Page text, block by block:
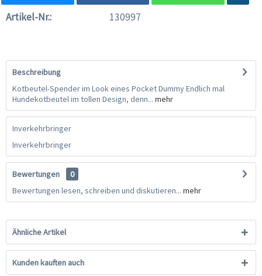
Artikel-Nr.: 130997
Beschreibung
Kotbeutel-Spender im Look eines Pocket Dummy Endlich mal
Hundekotbeutel im tollen Design, denn... mehr
Inverkehrbringer
Inverkehrbringer
Bewertungen
0
Bewertungen lesen, schreiben und diskutieren... mehr
Ähnliche Artikel
Kunden kauften auch